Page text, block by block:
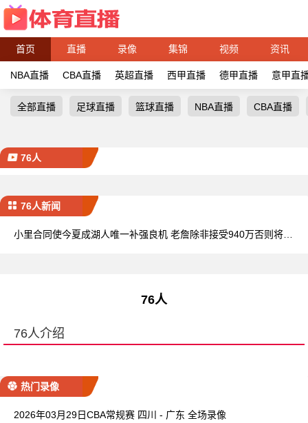
首页 直播 录像 集锦 视频 资讯
NBA直播 CBA直播 英超直播 西甲直播 德甲直播 意甲直
全部直播 足球直播 篮球直播 NBA直播 CBA直播
76人
76人新闻
小里合同使今夏成湖人唯一补强良机 老詹除非接受940万否则将离
76人
76人介绍
热门录像
2026年03月29日CBA常规赛 四川 - 广东 全场录像